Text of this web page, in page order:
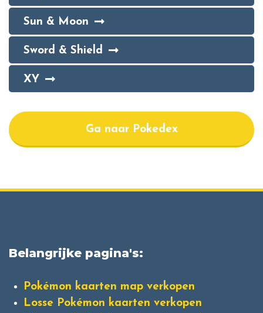
Sun & Moon
Sword & Shield
XY
Ga naar Pokedex
Belangrijke pagina's:
Pokémon kaarten map verkopen
Losse Pokémon kaarten verkopen